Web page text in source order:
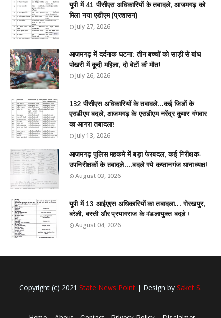
यूपी में 41 पीसीएस अधिकारियों के तबादले, आजमगढ़ को
मिला नया एडीएम (प्रशासन)
July 27, 2026
आजमगढ़ में दर्दनाक घटना: तीन बच्चों को साड़ी से बांध
पोखरी में कूदी महिला, दो बेटों की मौत!
July 26, 2026
182 पीसीएस अधिकारियों के तबादले...कई जिलों के
एसडीएम बदले, आजमगढ़ के एसडीएम नरेंद्र कुमार गंगवार
का आगरा तबादला!
July 13, 2026
आजमगढ़ पुलिस महकमे में बड़ा फेरबदल, कई निरीक्षक-
उपनिरीक्षकों के तबादले....बदले गये कप्तानगंज थानाध्यक्ष!
August 03, 2026
यूपी में 13 आईएएस अधिकारियों का तबादला... गोरखपुर,
बरेली, बस्ती और प्रयागराज के मंडलायुक्त बदले !
August 04, 2026
Copyright (c) 2021 State News Point | Design by Saket S.